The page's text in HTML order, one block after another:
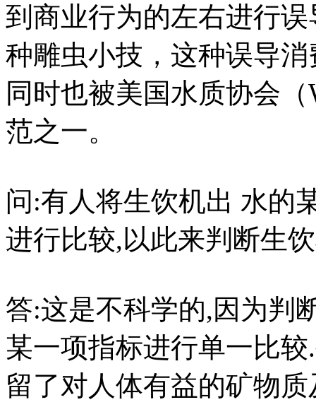
到商业行为的左右进行
种雕虫小技，这种误导
同时也被美国水质协会
范之一。
问:有人将生饮机出 水的
进行比较,以此来判断生
答:这是不科学的,因为判
某一项指标进行单一比
留了对人体有益的矿物